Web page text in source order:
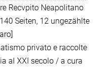
Recvpito Neapolitano
Seiten, 12 ungezählte
privato e raccolte
al XXI secolo / a cura